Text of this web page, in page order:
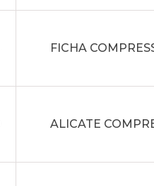
FICHA
ALICATE